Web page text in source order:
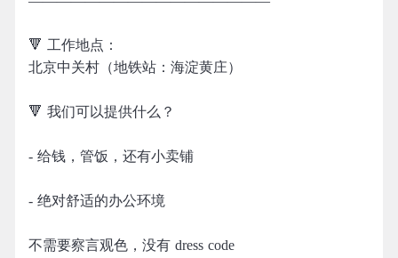
🔻 工作地点：
北京中关村（地铁站：海淀黄庄）
🔻 我们可以提供什么？
- 给钱，管饭，还有小卖铺
- 绝对舒适的办公环境
不需要察言观色，没有 dress code